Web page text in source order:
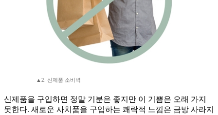
▲2. 신제품 소비벽
신제품을 구입하면 정말 기분은 좋지만 이 기쁨은 오래 가지
못한다. 새로운 사치품을 구입하는 쾌락적 느낌은 금방 사라지